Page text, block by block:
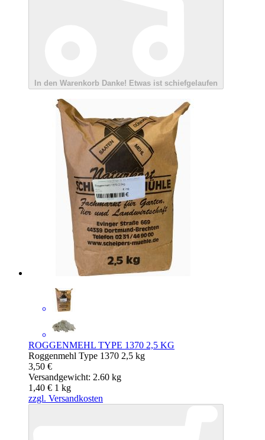
In den Warenkorb Danke! Etwas ist schiefgelaufen
ROGGENMEHL TYPE 1370 2,5 KG
Roggenmehl Type 1370 2,5 kg
3,50 €
Versandgewicht: 2.60 kg
1,40 € 1 kg
zzgl. Versandkosten